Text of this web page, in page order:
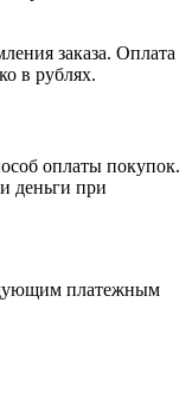
заказа. Оплата
в рублях.
оплаты покупок.
деньги при
платежным